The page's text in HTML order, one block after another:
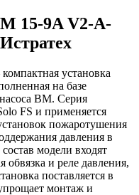
15-9A V2-A-
установка
на базе
BM. Серия
FS и применяется
пожаротушения
давления в
модели входят
и реле давления,
поставляется в
монтаж и